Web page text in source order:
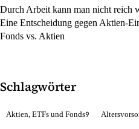
Durch Arbeit kann man nicht reich
Eine Entscheidung gegen Aktien-
Fonds vs. Aktien
Schlagwörter
Aktien, ETFs und Fonds9